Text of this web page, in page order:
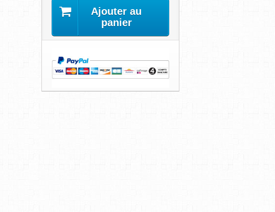
Ajouter au
panier